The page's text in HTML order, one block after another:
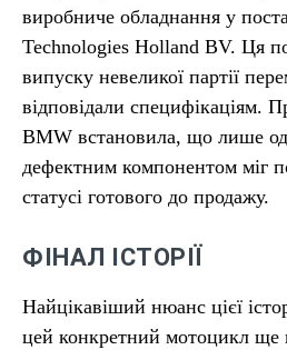
виробниче обладнання у
Technologies Holland BV. Ця
випуску невеликої партії
відповідали специфікаціям.
BMW встановила, що лише
дефектним компонентом міг
статусі готового до продажу.
ФІНАЛ ІСТОРІЇ
Найцікавіший нюанс цієї
цей конкретний мотоцикл ще